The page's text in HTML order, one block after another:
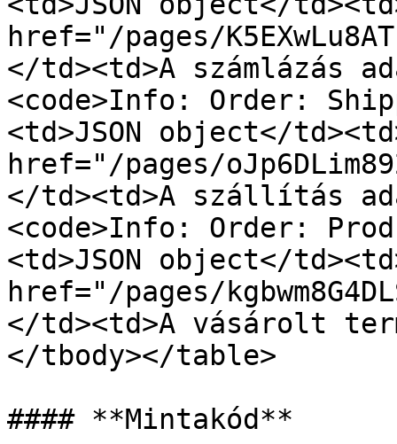
href="/pages/
</td><td>A számlázás
<code>Info: Order:
<td>JSON object</
href="/pages/
</td><td>A szállítás
<code>Info: Order:
<td>JSON object</
href="/pages/
</td><td>A vásárolt
</tbody></table>
#### **Mintakód**